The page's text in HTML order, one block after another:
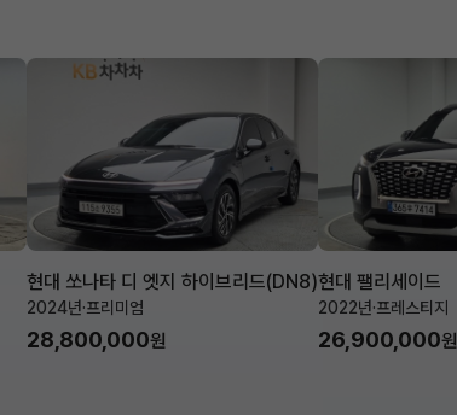
현대 쏘나타 디 엣지 하이브리드(DN8)
2024년·프리미엄
28,800,000원
현대 팰리세이드
2022년·프레스티지
26,900,000원